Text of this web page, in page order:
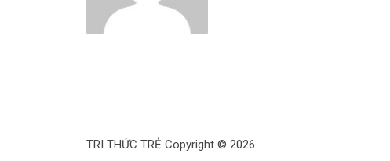
TRI THỨC TRẺ Copyright © 2026.